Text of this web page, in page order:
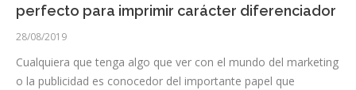
perfecto para imprimir carácter diferenciador
28/08/2019
Cualquiera que tenga algo que ver con el mundo del marketing
o la publicidad es conocedor del importante papel que